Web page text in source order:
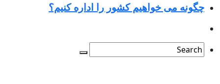
چگونه می خواهیم کشور را اداره کنیم؟